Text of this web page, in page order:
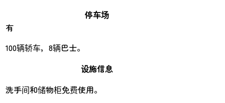
停车场
有
100辆轿车，8辆巴士。
设施信息
洗手间和储物柜免费使用。